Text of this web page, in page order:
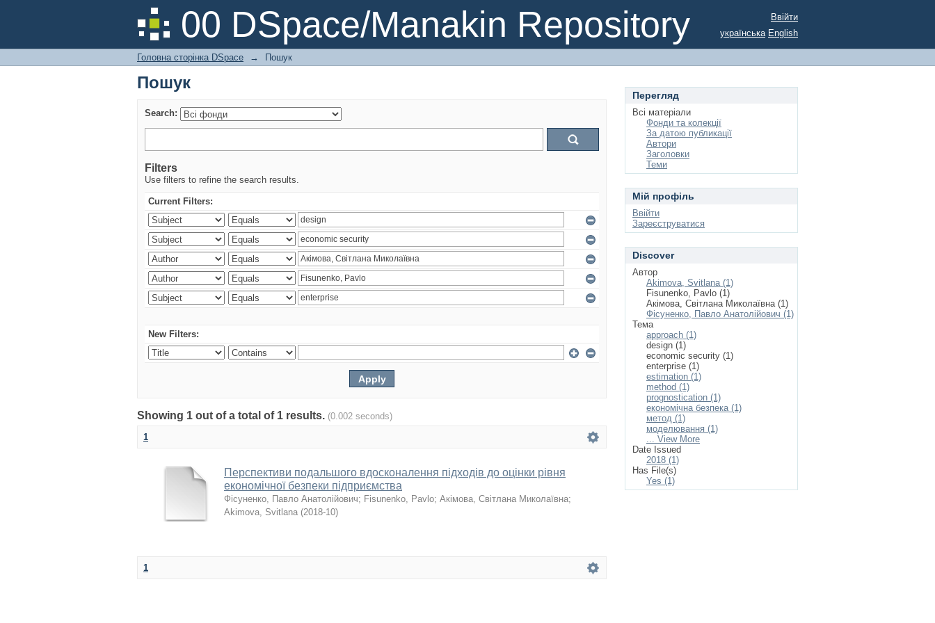
00 DSpace/Manakin Repository
Пошук
Ввійти
українська English
Головна сторінка DSpace → Пошук
Пошук
Search:
Filters
Use filters to refine the search results.
Current Filters:
New Filters:
Showing 1 out of a total of 1 results. (0.002 seconds)
1
Перспективи подальшого вдосконалення підходів до оцінки рівня
економічної безпеки підприємства
Фісуненко, Павло Анатолійович; Fisunenko, Pavlo; Акімова, Світлана Миколаївна;
Akimova, Svitlana (2018-10)
1
Перегляд
Всі матеріали
Фонди та колекції
За датою публикації
Автори
Заголовки
Теми
Мій профіль
Ввійти
Зареєструватися
Discover
Автор
Akimova, Svitlana (1)
Fisunenko, Pavlo (1)
Акімова, Світлана Миколаївна (1)
Фісуненко, Павло Анатолійович (1)
Тема
approach (1)
design (1)
economic security (1)
enterprise (1)
estimation (1)
method (1)
prognostication (1)
економічна безпека (1)
метод (1)
моделювання (1)
... View More
Date Issued
2018 (1)
Has File(s)
Yes (1)